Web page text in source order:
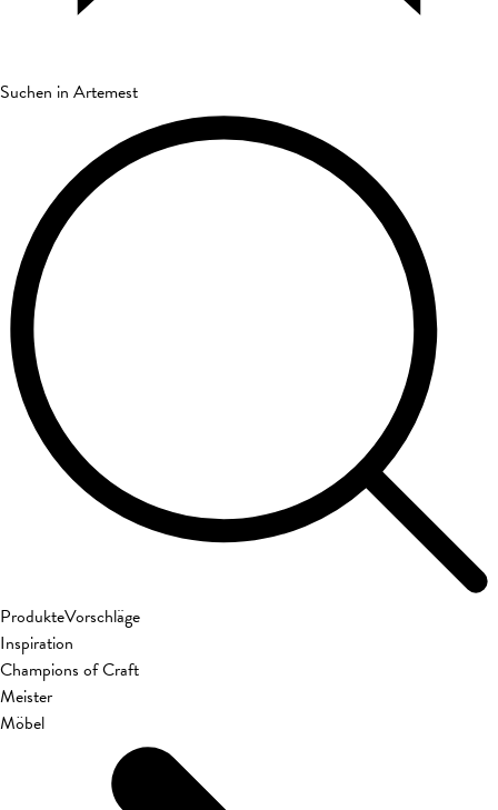
Suchen in Artemest
ProdukteVorschläge
Inspiration
Champions of Craft
Meister
Möbel